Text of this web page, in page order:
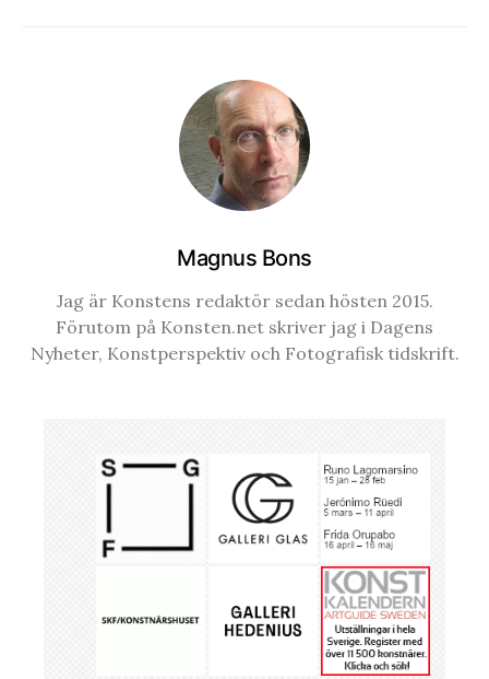
Magnus Bons
Jag är Konstens redaktör sedan hösten 2015.
Förutom på Konsten.net skriver jag i Dagens
Nyheter, Konstperspektiv och Fotografisk tidskrift.